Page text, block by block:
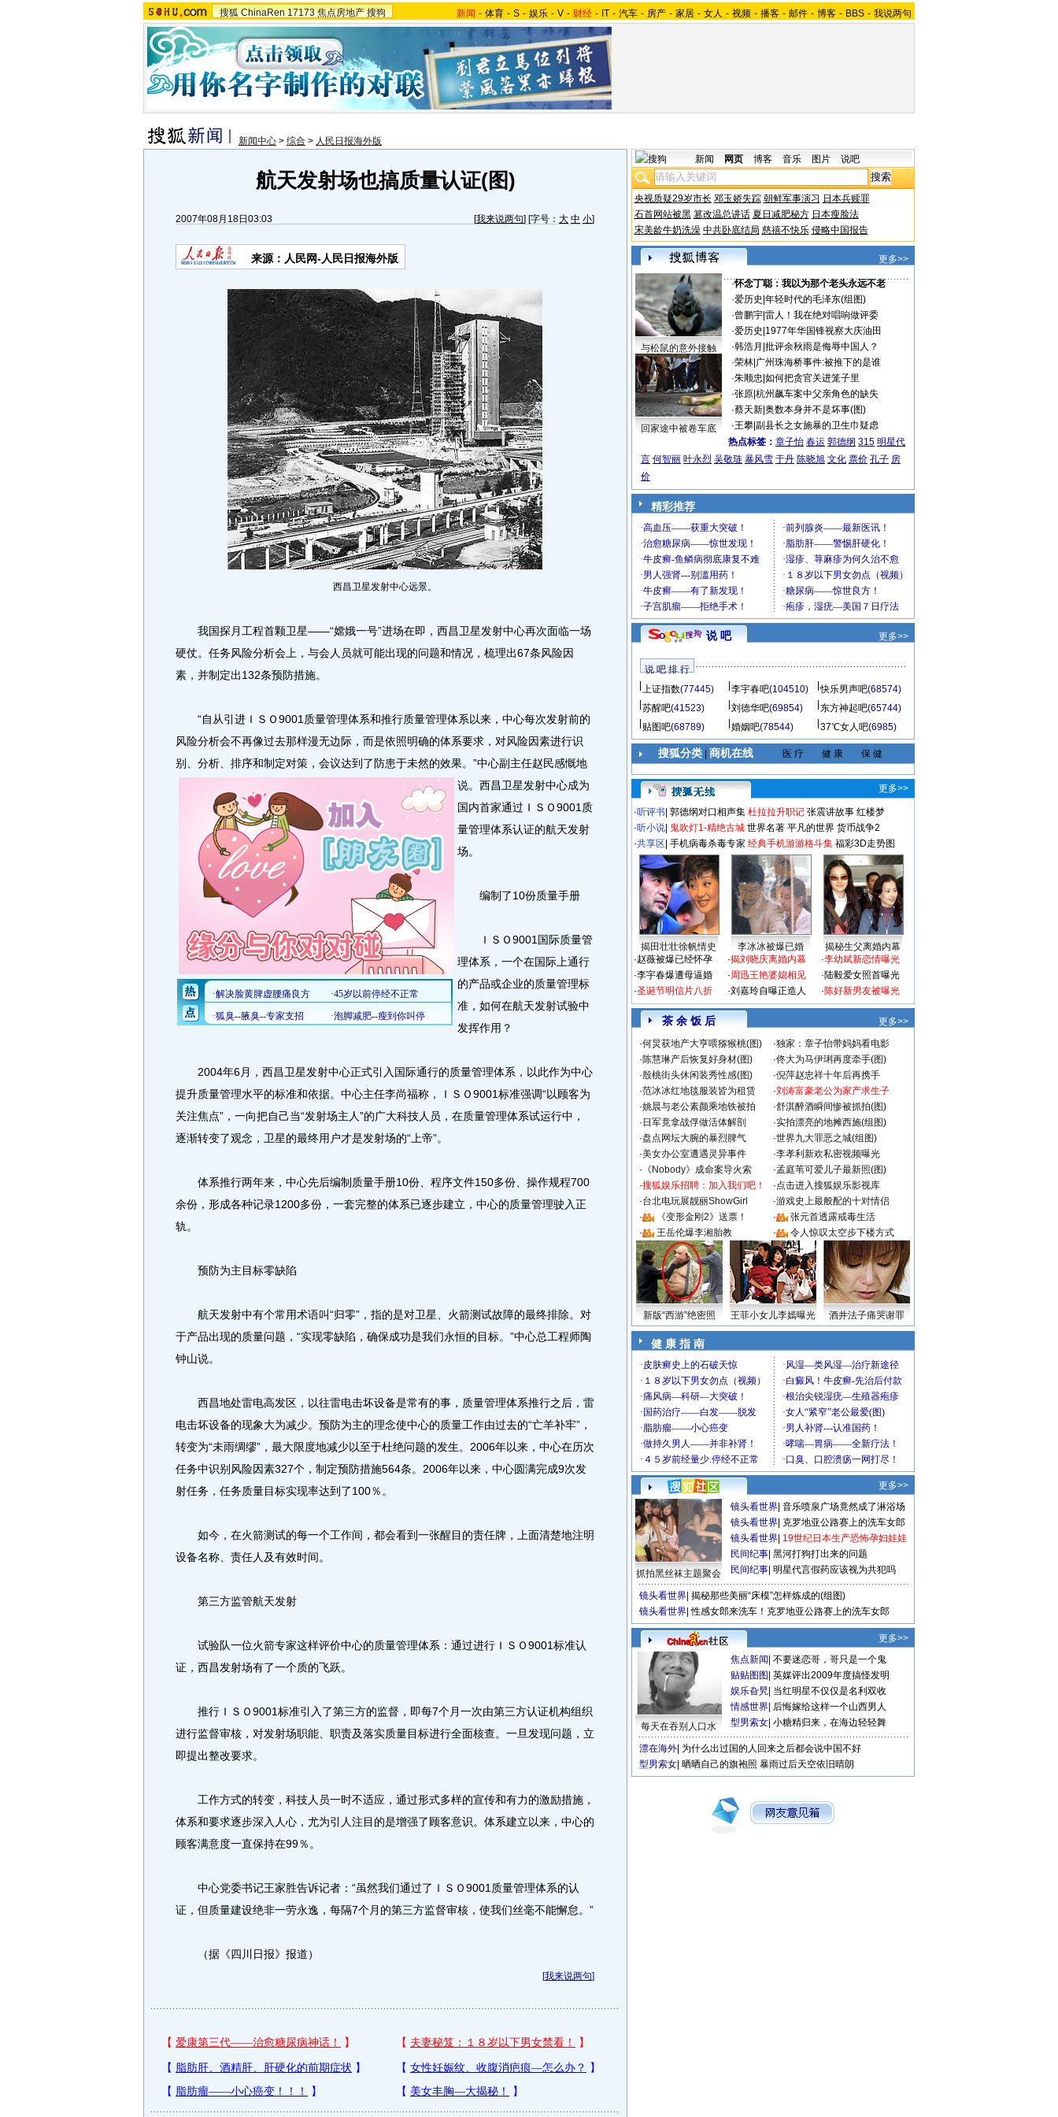
搜狐 ChinaRen 17173 焦点房地产 搜狗 新闻 - 体育 - S - 娱乐 - V - 财经 - IT - 汽车 - 房产 - 家居 - 女人 - 视频 - 播客 - 邮件 - 博客 - BBS - 我说两句
新闻中心 > 综合 > 人民日报海外版
航天发射场也搞质量认证(图)
2007年08月18日03:03 [我来说两句] [字号： 大 中 小]
来源：人民网-人民日报海外版
西昌卫星发射中心远景。
我国探月工程首颗卫星——“嫦娥一号”进场在即，西昌卫星发射中心再次面临一场
硬仗。任务风险分析会上，与会人员就可能出现的问题和情况，梳理出67条风险因
素，并制定出132条预防措施。
“自从引进ＩＳＯ9001质量管理体系和推行质量管理体系以来，中心每次发射前的
风险分析会不再像过去那样漫无边际，而是依照明确的体系要求，对风险因素进行识
别、分析、排序和制定对策，会议达到了防患于未然的效果。 ”中心副主任赵民感慨地
说。西昌卫星发射中心成为
国内首家通过ＩＳＯ9001质
量管理体系认证的航天发射
场。
编制了10份质量手册
ＩＳＯ9001国际质量管
理体系，一个在国际上通行
的产品或企业的质量管理标
准，如何在航天发射试验中
发挥作用？
2004年6月，西昌卫星发射中心正式引入国际通行的质量管理体系，以此作为中心
提升质量管理水平的标准和依据。中心主任李尚福称，ＩＳＯ9001标准强调“以顾客为
关注焦点”，一向把自己当“发射场主人”的广大科技人员，在质量管理体系试运行中，
逐渐转变了观念，卫星的最终用户才是发射场的“上帝”。
体系推行两年来，中心先后编制质量手册10份、程序文件150多份、操作规程700
余份，形成各种记录1200多份，一套完整的体系已逐步建立，中心的质量管理驶入正
轨。
预防为主目标零缺陷
航天发射中有个常用术语叫“归零”，指的是对卫星、火箭测试故障的最终排除。对
于产品出现的质量问题，“实现零缺陷，确保成功是我们永恒的目标。”中心总工程师陶
钟山说。
西昌地处雷电高发区，以往雷电击坏设备是常有的事，质量管理体系推行之后，雷
电击坏设备的现象大为减少。预防为主的理念使中心的质量工作由过去的“亡羊补牢”，
转变为“未雨绸缪”，最大限度地减少以至于杜绝问题的发生。2006年以来，中心在历次
任务中识别风险因素327个，制定预防措施564条。2006年以来，中心圆满完成9次发
射任务，任务质量目标实现率达到了100％。
如今，在火箭测试的每一个工作间，都会看到一张醒目的责任牌，上面清楚地注明
设备名称、责任人及有效时间。
第三方监管航天发射
试验队一位火箭专家这样评价中心的质量管理体系：通过进行ＩＳＯ9001标准认
证，西昌发射场有了一个质的飞跃。
推行ＩＳＯ9001标准引入了第三方的监督，即每7个月一次由第三方认证机构组织
进行监督审核，对发射场职能、职责及落实质量目标进行全面核查。一旦发现问题，立
即提出整改要求。
工作方式的转变，科技人员一时不适应，通过形式多样的宣传和有力的激励措施，
体系和要求逐步深入人心，尤为引人注目的是增强了顾客意识。体系建立以来，中心的
顾客满意度一直保持在99％。
中心党委书记王家胜告诉记者：“虽然我们通过了ＩＳＯ9001质量管理体系的认
证，但质量建设绝非一劳永逸，每隔7个月的第三方监督审核，使我们丝毫不能懈怠。”
（据《四川日报》报道）
[我来说两句]
新闻 网页 博客 音乐 图片 说吧
央视质疑29岁市长 邓玉娇失踪 朝鲜军事演习 日本兵赎罪
石首网站被黑 篡改温总讲话 夏日减肥秘方 日本瘦脸法
宋美龄牛奶洗澡 中共卧底结局 慈禧不快乐 侵略中国报告
更多>>
与松鼠的意外接触
回家途中被卷车底
·怀念丁聪：我以为那个老头永远不老
·爱历史 年轻时代的毛泽东(组图)
·曾鹏宇| 雷人！我在绝对唱响做评委
·爱历史 1977年华国锋视察大庆油田
·韩浩月 批评余秋雨是侮辱中国人？
·荣林| 广州珠海桥事件:被推下的是谁
·朱顺忠 如何把贪官关进笼子里
·张原| 杭州飙车案中父亲角色的缺失
·蔡天新| 奥数本身并不是坏事(图)
·王攀| 副县长之女施暴的卫生巾疑虑
热点标签： 章子怡 春运 郭德纲 315 明星代
言 何智丽 叶永烈 吴敬琏 暴风雪 于丹 陈晓旭 文化 票价 孔子 房
价
精彩推荐
说 吧 更多>>
说 吧 排 行
上证指数(77445) 李宇春吧(104510) 快乐男声吧(68574)
苏醒吧(41523) 刘德华吧(69854) 东方神起吧(65744)
贴图吧(68789) 婚姻吧(78544) 37℃女人吧(6985)
搜狐分类| 商机在线 医 疗 健 康 保 健
更多>>
·听评书 郭德纲对口相声集 杜拉拉升职记 张震讲故事 红楼梦
·听小说 鬼吹灯1-精绝古城 世界名著 平凡的世界 货币战争2
·共享区 手机病毒杀毒专家 经典手机游游格斗集 福彩3D走势图
揭田壮壮徐帆情史 李冰冰被爆已婚
揭秘生父离婚内幕
·赵薇被爆已经怀孕
·李宇春爆遭母逼婚
·圣诞节明信片八折
·揭刘晓庆离婚内幕
·周迅王艳婆媳相见
·刘嘉玲自曝正造人
·李幼斌新恋情曝光
·陆毅爱女照首曝光
·陈好新男友被曝光
茶 余 饭 后
更多>>
·何炅获地产大亨喂猕猴桃(图) ·独家：章子怡带妈妈看电影
·陈慧琳产后恢复好身材(图) ·佟大为马伊琍再度牵手(图)
·殷桃街头休闲装秀性感(图) ·倪萍赵忠祥十年后再携手
·范冰冰红地毯服装皆为租赁 ·刘涛富豪老公为家产求生子
·姚晨与老公素颜乘地铁被拍 ·舒淇醉酒瞬间惨被抓拍(图)
· 日军竟拿战俘做活体解剖 ·实拍漂亮的地摊西施(组图)
·盘点网坛大腕的暴烈脾气 ·世界九大罪恶之城(组图)
·美女办公室遭遇灵异事件 ·李孝利新欢私密视频曝光
· 《Nobody》成命案导火索 ·孟庭苇可爱儿子最新照(图)
·搜狐娱乐招聘：加入我们吧！ ·点击进入搜狐娱乐影视库
·台北电玩展靓丽ShowGirl ·游戏史上最般配的十对情侣
·
《变形金刚2》送票！ ·
张元首透露戒毒生活
·
王岳伦爆李湘胎教 · 令人惊叹太空步下楼方式
新版“西游”绝密照 王菲小女儿李嫣曝光 酒井法子痛哭谢罪
健 康 指 南
更多>>
抓拍黑丝袜主题聚会
镜头看世界 音乐喷泉广场竟然成了淋浴场
镜头看世界 克罗地亚公路赛上的洗车女郎
镜头看世界 19世纪日本生产恐怖孕妇娃娃
民间纪事 黑河打狗打出来的问题
民间纪事 明星代言假药应该视为共犯吗
镜头看世界 揭秘那些美丽“床模”怎样炼成的(组图)
镜头看世界 性感女郎来洗车！克罗地亚公路赛上的洗车女郎
更多>>
每天在吞别人口水
焦点新闻 不要迷恋哥，哥只是一个鬼
贴贴图图 英媒评出2009年度搞怪发明
娱乐旮旯 当红明星不仅仅是名利双收
情感世界 后悔嫁给这样一个山西男人
型男索女 小糖精归来，在海边轻轻舞
漂在海外 为什么出过国的人回来之后都会说中国不好
型男索女 晒晒自己的旗袍照 暴雨过后天空依旧晴朗